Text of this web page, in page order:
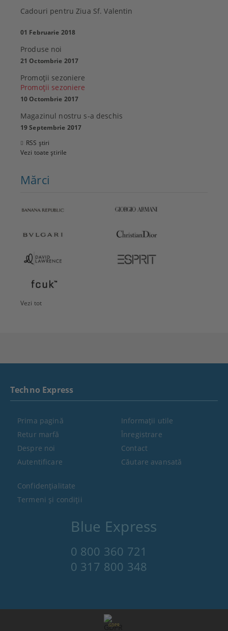
Cadouri pentru Ziua Sf. Valentin
01 Februarie 2018
Produse noi
21 Octombrie 2017
Promoţii sezoniere
Promoţii sezoniere
10 Octombrie 2017
Magazinul nostru s-a deschis
19 Septembrie 2017
RSS știri
Vezi toate știrile
Mărci
Vezi tot
Blue Express
0 800 360 721
0 317 800 348
Techno Express
Prima pagină
Retur marfă
Despre noi
Autentificare
Informaţii utile
Înregistrare
Contact
Căutare avansată
Confidenţialitate
Termeni şi condiţii
GDPR